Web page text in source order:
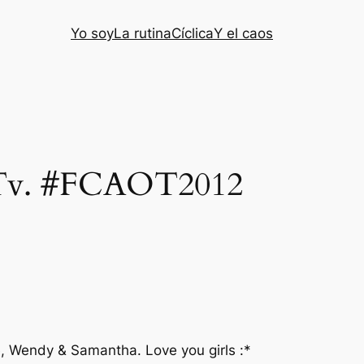
Yo soyLa rutinaCíclicaY el caos
#FCAOT2012
& Samantha. Love you girls :*